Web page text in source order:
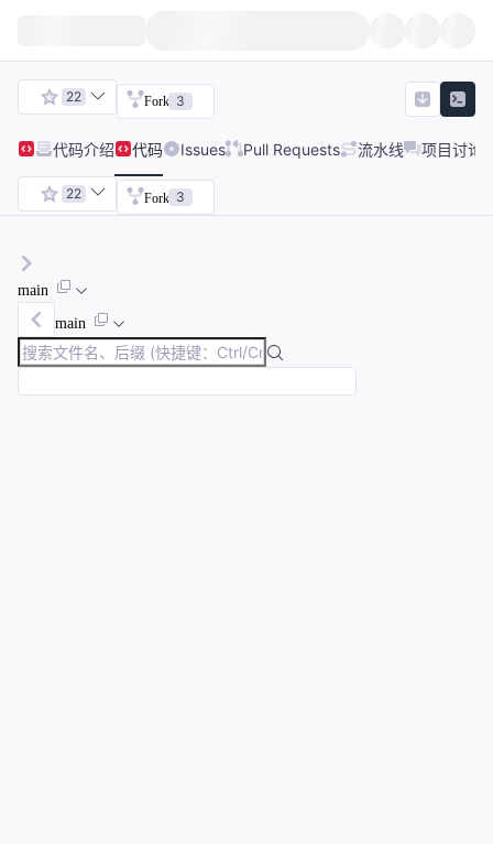
22 Fork 3
代码介绍 代码 Issues Pull Requests 流水线 项目讨论
22 Fork 3
main
main